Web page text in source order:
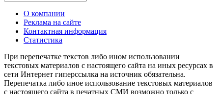
О компании
Реклама на сайте
Контактная информация
Статистика
При перепечатке текстов либо ином использовании
текстовых материалов с настоящего сайта на иных ресурсах в
сети Интернет гиперссылка на источник обязательна.
Перепечатка либо иное использование текстовых материалов
с настоящего сайта в печатных СМИ возможно только с